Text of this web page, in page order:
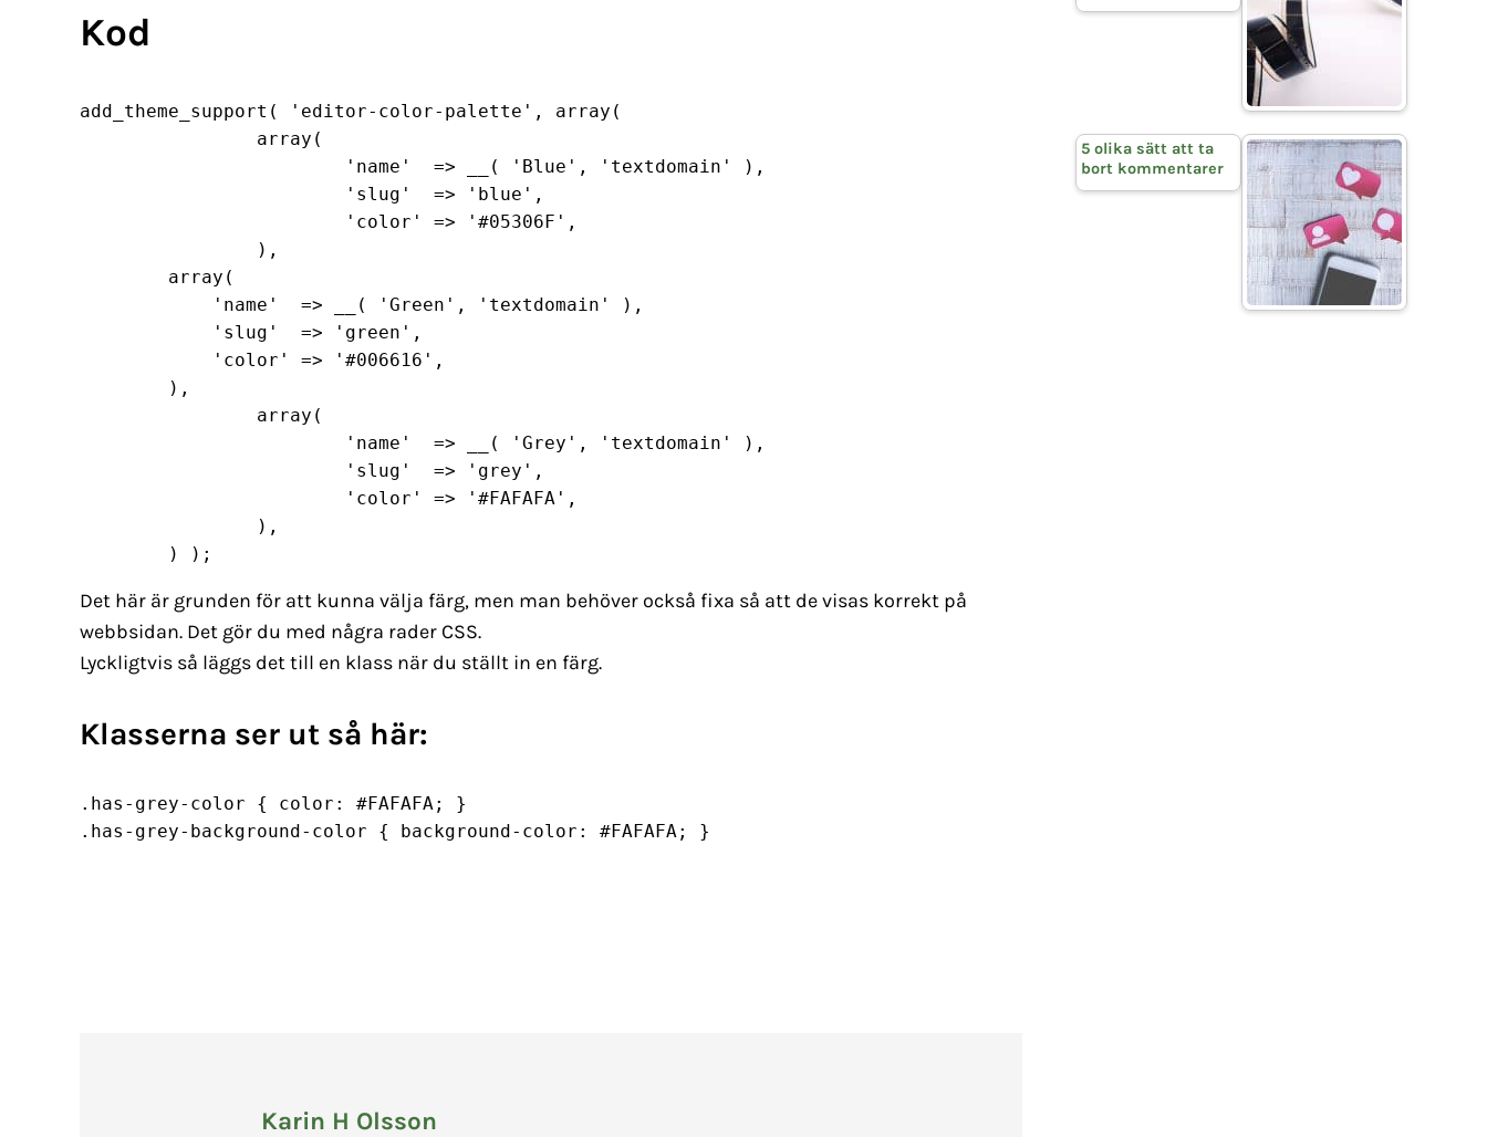
Kod
add_theme_support( 'editor-color-palette', array(
        array(
            'name'  => __( 'Green', 'textdomain' ),
            'slug'  => 'green',
            'color' => '#006616',
        ),
	) );
Det här är grunden för att kunna välja färg, men man behöver också fixa så att de visas korrekt på
webbsidan. Det gör du med några rader CSS.
Lyckligtvis så läggs det till en klass när du ställt in en färg.
Klasserna ser ut så här:
.has-grey-color { color: #FAFAFA; }
Karin H Olsson
5 olika sätt att ta
bort kommentarer